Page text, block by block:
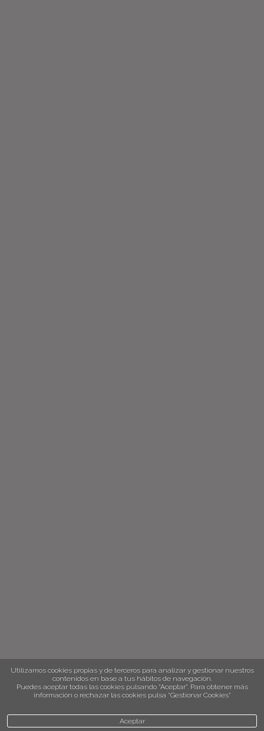
Utilizamos cookies propias y de terceros para analizar y gestionar nuestros
contenidos en base a tus hábitos de navegación.
Puedes aceptar todas las cookies pulsando “Aceptar”. Para obtener más
información o rechazar las cookies pulsa “Gestionar Cookies“
Aceptar